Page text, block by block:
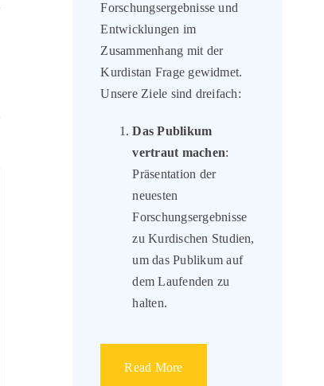
Forschungsergebnisse und
Entwicklungen im
Zusammenhang mit der
Kurdistan Frage gewidmet.
Unsere Ziele sind dreifach:
Das Publikum
vertraut machen:
Präsentation der
neuesten
Forschungsergebnisse
zu Kurdischen Studien,
um das Publikum auf
dem Laufenden zu
halten.
Read More